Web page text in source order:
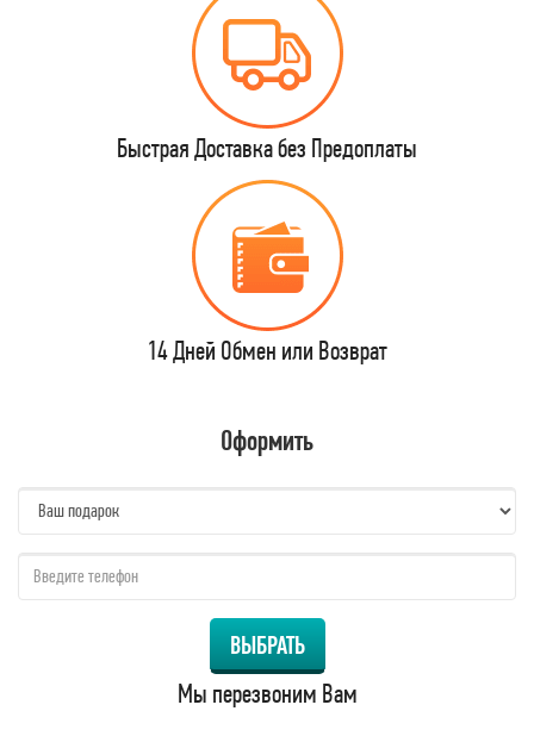
Быстрая Доставка без Предоплаты
14 Дней Обмен или Возврат
Оформить
ВЫБРАТЬ
Мы перезвоним Вам